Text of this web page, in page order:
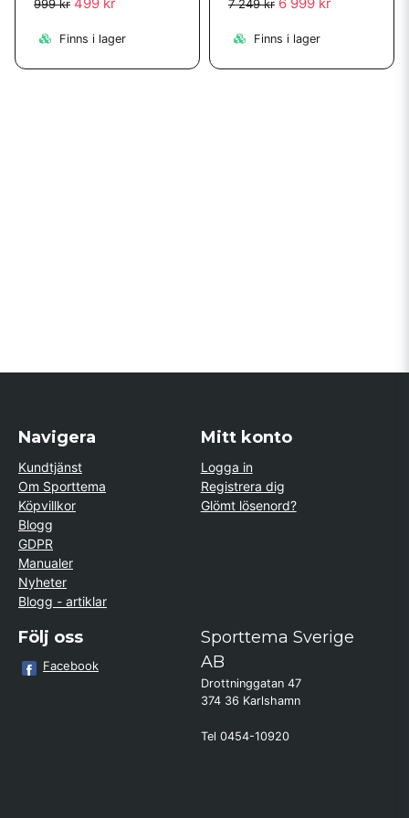
999 kr
Finns i lager
7 249 kr
Finns i lager
Navigera
Kundtjänst
Om Sporttema
Köpvillkor
Blogg
GDPR
Manualer
Nyheter
Blogg - artiklar
Mitt konto
Logga in
Registrera dig
Glömt lösenord?
Följ oss
Facebook
Sporttema Sverige
AB
Drottninggatan 47
374 36 Karlshamn
Tel 0454-10920